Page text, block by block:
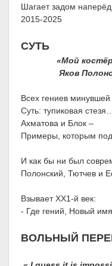
Шагает задом
2015-2025
СУТЬ
«Мой
Яков
Всех гениев
Суть: тупиковая стезя…
Ахматова и Блок –
Примеры, которым
И как бы ни был
Полонский, Тютчев и
Взывает ХХ1-й век:
- Где гений, Новый
ВОЛЬНЫЙ